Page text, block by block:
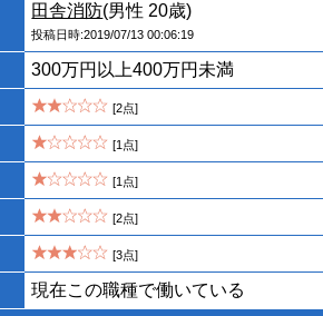
田舎消防(男性 20歳)
投稿日時:2019/07/13 00:06:19
300万円以上400万円未満
[2点]
[1点]
[1点]
[2点]
[3点]
現在この職種で働いている